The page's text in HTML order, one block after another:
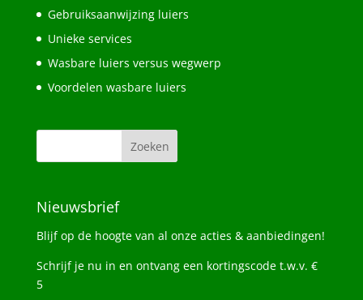
Gebruiksaanwijzing luiers
Unieke services
Wasbare luiers versus wegwerp
Voordelen wasbare luiers
Nieuwsbrief
Blijf op de hoogte van al onze acties & aanbiedingen!
Schrijf je nu in en ontvang een kortingscode t.w.v. €
5